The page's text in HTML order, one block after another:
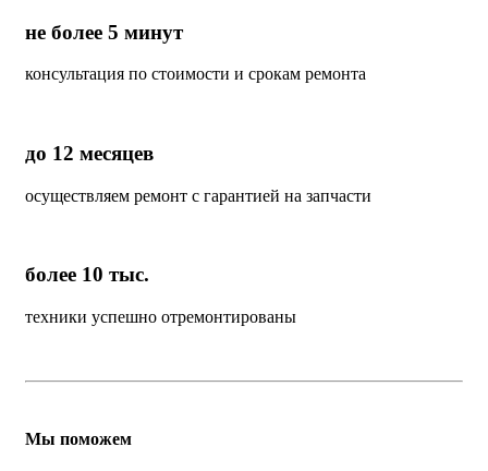
не более 5 минут
консультация по стоимости и срокам ремонта
до 12 месяцев
осуществляем ремонт с гарантией на запчасти
более 10 тыс.
техники успешно отремонтированы
Мы поможем